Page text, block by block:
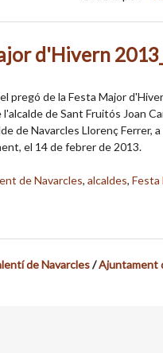
d'Hivern
pregó de la Festa Major
l'alcalde de Sant Fruitós Joan
de Navarcles Llorenç Ferrer,
el 14 de febrer de 2013.
de Navarcles, alcaldes, Festa
de Navarcles/Ajuntament